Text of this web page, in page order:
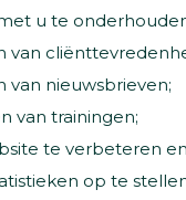
u te
van
van nieuwsbrieven;
van trainingen;
te verbeteren
op te